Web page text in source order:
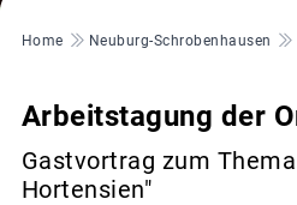
Pfadnavigation
Home Neuburg-Schrobenhausen
Arbeitstagung der
Gastvortrag zum
Hortensien"